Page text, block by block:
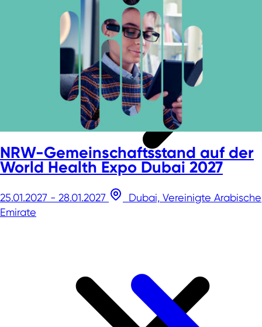
NRW-Gemeinschaftsstand auf der
World Health Expo Dubai 2027
25.01.2027 - 28.01.2027
Dubai, Vereinigte Arabische
Emirate